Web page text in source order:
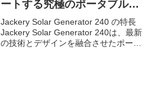
ートする究極のポータブル電
源
Jackery Solar Generator 240 の特長
Jackery Solar Generator 240は、最新
の技術とデザインを融合させたポータ